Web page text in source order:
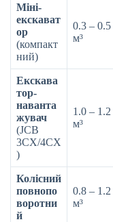
Міні-
екскават
ор
(компакт
ний)
0.3 – 0.5
м³
Екскава
тор-
наванта
жувач
(JCB
3CX/4CX
)
1.0 – 1.2
м³
Колісний
повнопо
воротни
й
0.8 – 1.2
м³